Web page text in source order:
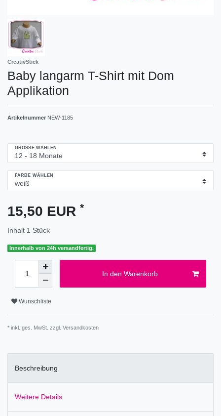
CreativStick
Baby langarm T-Shirt mit Dom
Applikation
Artikelnummer NEW-1185
GRÖSSE WÄHLEN
FARBE WÄHLEN
15,50 EUR *
Inhalt 1 Stück
Innerhalb von 24h versandfertig.
In den Warenkorb
Wunschliste
* inkl. ges. MwSt. zzgl. Versandkosten
Beschreibung
Weitere Details